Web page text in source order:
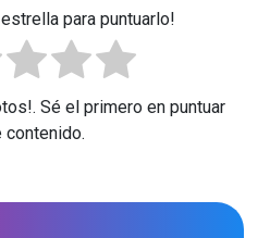
para puntuarlo!
Sé el primero en puntuar
contenido.